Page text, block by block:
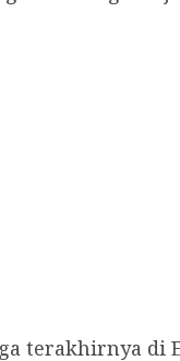
terakhirnya di